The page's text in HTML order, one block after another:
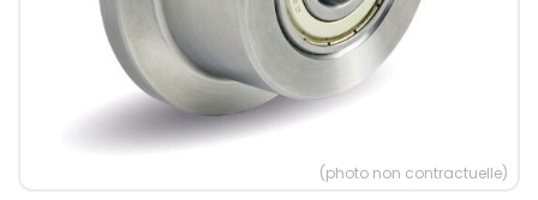
(photo non contractuelle)